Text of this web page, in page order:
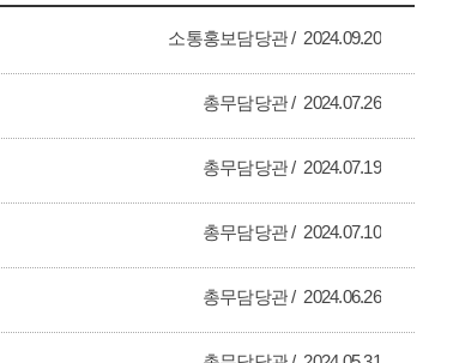
소통홍보담당관 2024.09.20
총무담당관 2024.07.26
총무담당관 2024.07.19
총무담당관 2024.07.10
총무담당관 2024.06.26